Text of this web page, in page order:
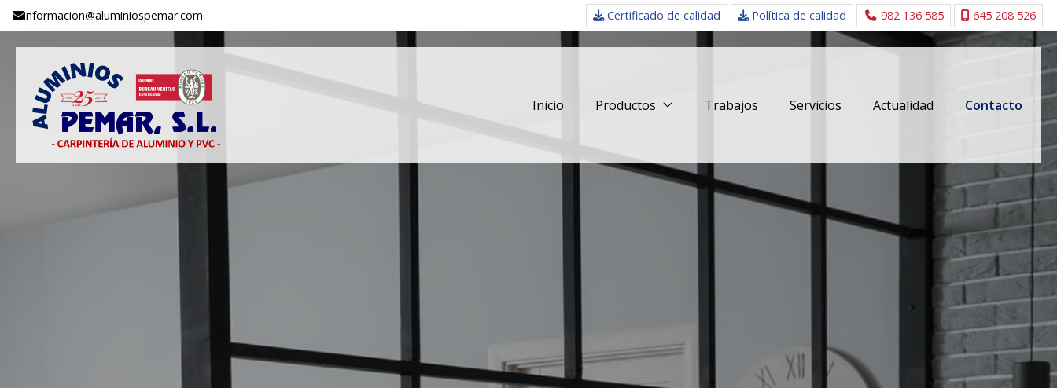
informacion@aluminiospemar.com Certificado de calidad Política de calidad 982 136 585 645 208 526
Inicio Productos Trabajos Servicios Actualidad Contacto